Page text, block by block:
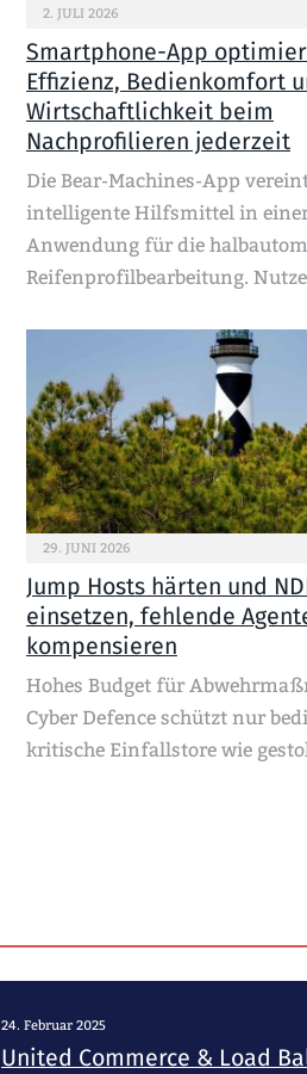
2. JULI 2026
Smartphone-App
Effizienz, Bedienkomfort
Wirtschaftlichkeit beim
Nachprofilieren jederzeit
Die Bear-Machines-App
intelligente Hilfsmittel in
Anwendung für die
Reifenprofilbearbeitung.
29. JUNI 2026
Jump Hosts härten und
einsetzen, fehlende
kompensieren
Hohes Budget für
Cyber Defence schützt nur
kritische Einfallstore wie
24. Februar 2025
United Commerce & Load